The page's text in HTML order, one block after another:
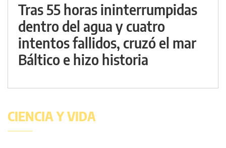
Tras 55 horas ininterrumpidas
dentro del agua y cuatro
intentos fallidos, cruzó el mar
Báltico e hizo historia
CIENCIA Y VIDA